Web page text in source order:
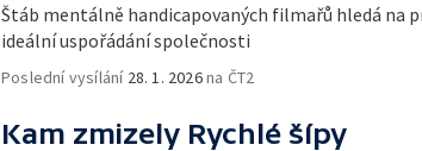
Štáb mentálně handicapovaných filmařů hledá na
ideální uspořádání společnosti
Poslední vysílání 28. 1. 2026na ČT2
Kam zmizely Rychlé šípy